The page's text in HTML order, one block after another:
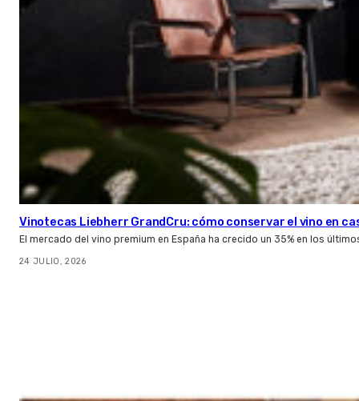
Vinotecas Liebherr GrandCru: cómo conservar el vino en
El mercado del vino premium en España ha crecido un 35% en los
24 JULIO, 2026